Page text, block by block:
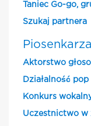
Taniec Go-go,
Szukaj partnera
Aktorstwo
Działalność pop
Konkurs
Uczestnictwo w